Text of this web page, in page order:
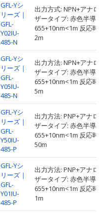
GFL-Yシ
リーズ｜
GFL-
Y02IU-
485-N
出力方式: NPN+アナロ
ザータイプ: 赤色半導
655+10nm<1m 反応時
2m
GFL-Yシ
リーズ｜
GFL-
Y05IU-
485-N
出力方法: NPN+アナロ
ザータイプ: 赤色半導
655+10nm<1m 反応時
5m
GFL-Yシ
リーズ｜
GFL-
Y50IU-
485-P
出力方法: PNP+アナロ
ザータイプ: 赤色半導
655+10nm<1m 反応時
50m
GFL-Yシ
リーズ｜
GFL-
Y01IU-
485-P
出力方法: PNP+アナロ
ザータイプ: 赤色半導
655+10nm<1m 反応時
1m